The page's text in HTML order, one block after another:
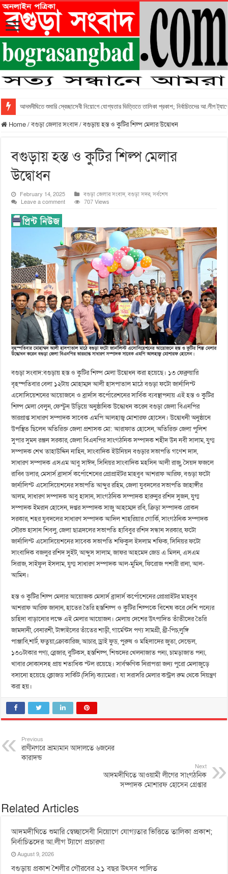
আদমদীঘিতে শুমারি স্বেচ্ছাসেবী নিয়োগে যোগ্যতার ভিত্তিতে তালিকা প্রকাশ; নির্বাচিতদের আ.লীগ
Home/বগুড়া জেলার সংবাদ/বগুড়ায় হস্ত ও কুটির শিল্প মেলার উদ্বোধন
বগুড়ায় হস্ত ও কুটির শিল্প মেলার
উদ্বোধন
February 14, 2025 বগুড়া জেলার সংবাদ,বগুড়া সদর,সর্বশেষ
Leave a comment
707 Views
বগুড়া সংবাদ:বগুড়ায় হস্ত ও কুটির শিল্প মেলা উদ্বোধন করা হয়েছে। ১৩ ফেব্রুয়ারি
বৃহস্পতিবার বেলা ১২টায় মোহাম্মদ আলী হাসপাতাল মাঠে বগুড়া ফটো জার্নালিস্ট
এসোসিয়েশনের আয়োজনে ও ব্রার্দাস কর্পোরেশনের সার্বিক ব্যবস্থাপনায় এই হস্ত ও কুটির
শিল্প মেলা বেলুন, ফেস্টুন উড়িয়ে অনুষ্ঠানিক উদ্ধোধন করেন বগুড়া জেলা বিএনপির
ভারপ্রাপ্ত সাধারণ সম্পাদক সাবেক এমপি আলহাজ্ব মোশারফ হোসেন। উদ্বোধনী অনুষ্ঠানে
উপস্থিত ছিলেন অতিরিক্ত জেলা প্রশাসক মো: আরাফাত হোসেন, অতিরিক্ত জেলা পুলিশ
সুপার সুমন রঞ্জন সরকার, জেলা বিএনপির সাংগঠনিক সম্পাদক শহীদ উন নবী সালাম, যুগ্ম
সম্পাদক শেখ তাহাউদ্দিন নাহিন, সাংবাদিক ইউনিয়ন বগুড়ার সভাপতি গণেশ দাস,
সাধারণ সম্পাদক এসএম আবু সাঈদ, সিনিয়র সাংবাদিক মহসিন আলী রাজু, সৈয়দ ফজলে
রাব্বি ডলার, মেসার্স ব্রাদার্স কর্পোশেনের প্রোপ্রাইটর মাহবুব আশরাফ আরিফ, বগুড়া ফটো
জার্নালিস্ট এসোসিয়েশনের সভাপতি আব্দুর রহিম, জেলা যুবদলের সভাপতি জাহাঙ্গীর
আলম, সাধারণ সম্পাদক আবু হাসান, সাংগঠনিক সম্পাদক হারুনুর রশিদ সুজন, যুগ্ম
সম্পাদক ইমরান হোসেন, দপ্তর সম্পাদক সাজু আহম্মেদ রবি, ক্রিড়া সম্পাদক রোকন
সরকার, শহর যুবদলের সাধারণ সম্পাদক আদিল শাহরিয়ার গোর্কি, সাংগঠনিক সম্পাদক
সৌরভ হাসান শিবলু, জেলা ছাত্রদলের সভাপতি হাবিবুর রশিদ সন্ধান সরকার, ফটো
জার্নালিস্ট এসোসিয়েশনের সাবেক সভাপতি শফিকুল ইসলাম শফিক, সিনিয়র ফটো
সাংবাদিক বজলুর রশিদ সুইট, আব্দুস সালাম, জাফর আহমেদ জেড এ মিলন, এসএম
সিরাজ, সাইফুল ইসলাম, যুগ্ম সাধারণ সম্পাদক আল-মুমিন, ফিরোজ পশারী রানা, আল-
আমিন।
হস্ত ও কুটির শিল্প মেলার আয়োজক মেসার্স ব্রাদার্স কর্পোশেনের প্রোপ্রাইটর মাহবুব
আশরাফ আরিফ জানান, হাতের তৈরি হস্তশিল্প ও কুটির শিল্পকে বিশেষ করে দেশি পন্যের
চাহিদা বাড়ানোর লক্ষে এই মেলার আয়োজন। মেলায় দেশের উৎপাদিত তাঁতীদের তৈরি
জামদানী, বেনারশী, টাঙ্গাইলের তাঁতের শাড়ী, গার্মেন্টস পণ্য সামগ্রী, থ্রী-পিচ,লুঙ্গি
পাঞ্জাবি,শার্ট, ফতুয়া,ক্রোকারিজ, আচার, ড্রাই ফুড, পুরুষ ও মহিলাদের জুতা, সেন্ডেল,
১৩০টাকার পণ্য, ব্লেজার, বুটিকস, হস্তশিল্প, শিশুদের খেলনাজাত পন্য, চামড়াজাত পন্য,
খাবার দোকানসহ প্রায় শতাধিক স্টল রয়েছে। সার্বক্ষণিক নিরাপত্তা জন্য পুরো মেলাজুড়ে
বসানো হয়েছে ক্লোজড সার্কিট (সিসি) ক্যামেরা। যা সরাসরি মেলার কন্ট্রল রুম থেকে নিয়ন্ত্রণ
করা হয়।
Previous
রাণীনগরে ভ্রাম্যমান আদালতে ৬জনের
কারাদন্ড
Next
আদমদীঘিতে আওয়ামী লীগের সাংগঠনিক
সম্পাদক মোশারফ হোসেন গ্রেপ্তার
Related Articles
আদমদীঘিতে শুমারি স্বেচ্ছাসেবী নিয়োগে যোগ্যতার ভিত্তিতে তালিকা প্রকাশ;
নির্বাচিতদের আ.লীগ ট্যাগে প্রচারণা
August 9, 2026
বগুড়ায় প্রকাশ শৈলীর গৌরবের ২১ বছর উৎসব পা‌লিত